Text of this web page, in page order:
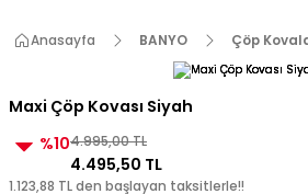
3000 TL ve Üzeri Alışverişlerde Kargo Bedava! 2
3000 TL ve Üzeri Alışverişlerde Kargo Bedava!
3000 TL ve Üzeri Alışverişlerde Kargo Bedava!
Anasayfa BANYO Çöp
Maxi Çöp Kovası Siyah
%104.995,00 TL
4.495,50 TL
1.123,88 TL den başlayan taksitlerle!!